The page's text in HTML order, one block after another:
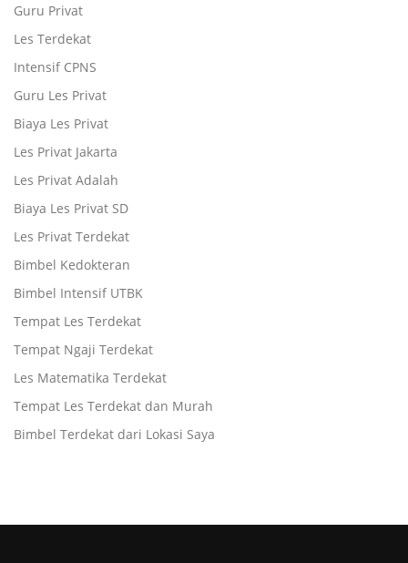
Guru Privat
Les Terdekat
Intensif CPNS
Guru Les Privat
Biaya Les Privat
Les Privat Jakarta
Les Privat Adalah
Biaya Les Privat SD
Les Privat Terdekat
Bimbel Kedokteran
Bimbel Intensif UTBK
Tempat Les Terdekat
Tempat Ngaji Terdekat
Les Matematika Terdekat
Tempat Les Terdekat dan Murah
Bimbel Terdekat dari Lokasi Saya